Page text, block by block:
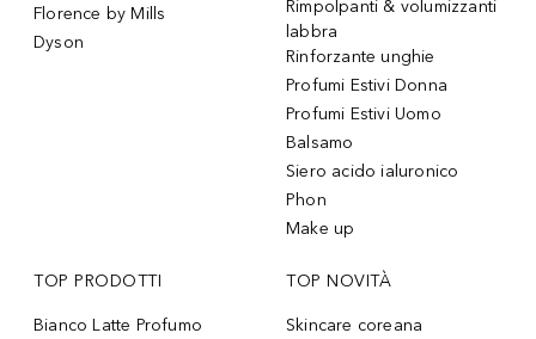
Florence by Mills
Dyson
Rimpolpanti & volumizzanti
labbra
Rinforzante unghie
Profumi Estivi Donna
Profumi Estivi Uomo
Balsamo
Siero acido ialuronico
Phon
Make up
TOP PRODOTTI
Bianco Latte Profumo
TOP NOVITÀ
Skincare coreana